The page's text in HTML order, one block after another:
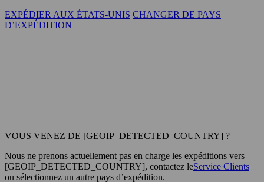
EXPÉDIER AUX ÉTATS-UNIS CHANGER DE PAYS
D’EXPÉDITION
VOUS VENEZ DE [GEOIP_DETECTED_COUNTRY] ?
Nous ne prenons actuellement pas en charge les expéditions vers
[GEOIP_DETECTED_COUNTRY], contactez leService Clients
ou sélectionnez un autre pays d’expédition.